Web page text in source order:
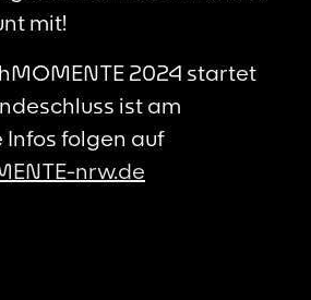
mit!
2024 startet
ist am
Infos folgen auf
nrw.de